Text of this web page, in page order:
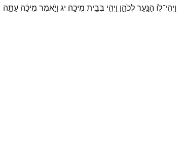
וַיְהִי־ל֥וֹ הַנַּ֖עַרלְכֹהֵ֑ן וַיְהִ֖י בְּבֵ֥ית מִיכָֽה׃ יג וַיֹּ֣אמֶר מִיכָ֔ה עַתָּ֣ה